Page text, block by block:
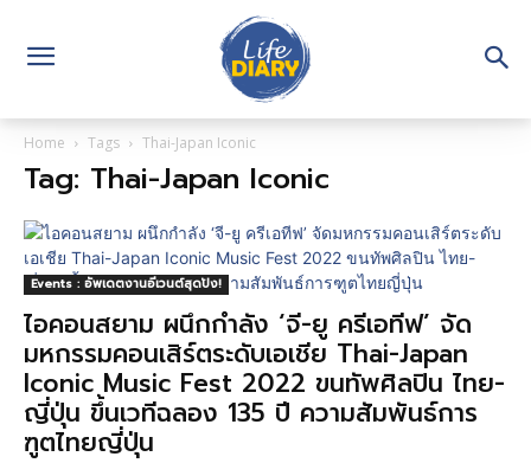
Home Tags Thai-Japan Iconic
Tag: Thai-Japan Iconic
Events : อัพเดตงานอีเวนต์สุดปัง!
ไอคอนสยาม ผนึกกำลัง ‘จี-ยู ครีเอทีฟ’ จัด
มหกรรมคอนเสิร์ตระดับเอเชีย Thai-Japan
Iconic Music Fest 2022 ขนทัพศิลปิน ไทย-
ญี่ปุ่น ขึ้นเวทีฉลอง 135 ปี ความสัมพันธ์การ
ฑูตไทยญี่ปุ่น